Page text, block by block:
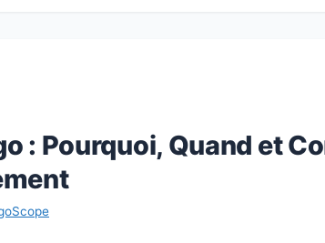
: Pourquoi, Quand et